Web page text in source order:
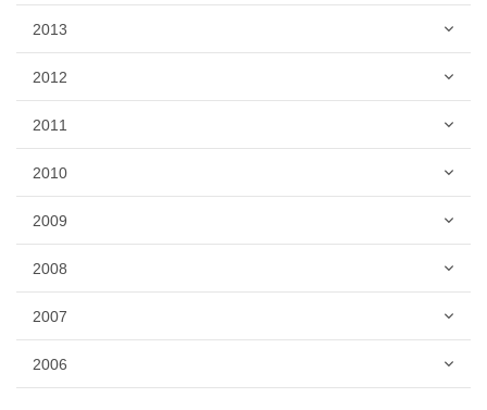
2013
2012
2011
2010
2009
2008
2007
2006